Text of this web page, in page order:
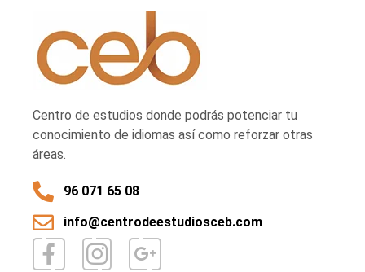
Centro de estudios donde podrás potenciar tu
conocimiento de idiomas así como reforzar otras
áreas.
96 071 65 08
info@centrodeestudiosceb.com